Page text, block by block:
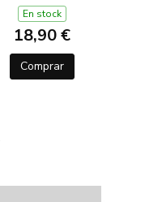
En stock
18,90 €
Comprar